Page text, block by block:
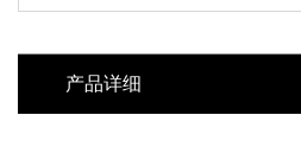
产品详细